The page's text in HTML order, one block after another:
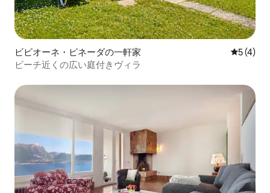
ビビオーネ・ピネーダの一軒家 レビュー
5 (4)
ビーチ近くの広い庭付きヴィラ